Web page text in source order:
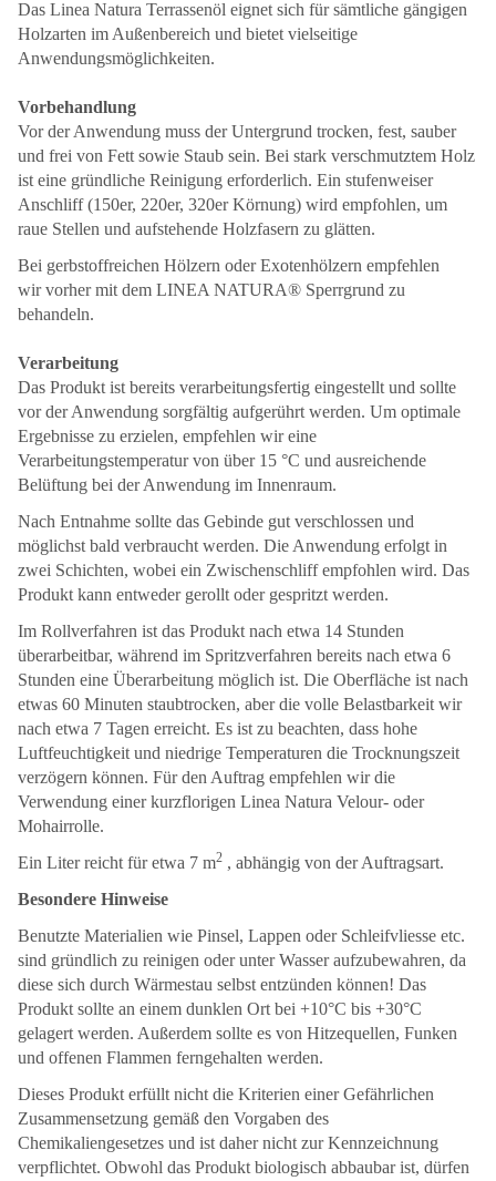
Das Linea Natura Terrassenöl eignet sich für sämtliche gängigen
Holzarten im Außenbereich und bietet vielseitige
Anwendungsmöglichkeiten.
Vorbehandlung
Vor der Anwendung muss der Untergrund trocken, fest, sauber
und frei von Fett sowie Staub sein. Bei stark verschmutztem Holz
ist eine gründliche Reinigung erforderlich. Ein stufenweiser
Anschliff (150er, 220er, 320er Körnung) wird empfohlen, um
raue Stellen und aufstehende Holzfasern zu glätten.
Bei gerbstoffreichen Hölzern oder Exotenhölzern empfehlen
wir vorher mit dem LINEA NATURA® Sperrgrund zu
behandeln.
Verarbeitung
Das Produkt ist bereits verarbeitungsfertig eingestellt und sollte
vor der Anwendung sorgfältig aufgerührt werden. Um optimale
Ergebnisse zu erzielen, empfehlen wir eine
Verarbeitungstemperatur von über 15 °C und ausreichende
Belüftung bei der Anwendung im Innenraum.
Nach Entnahme sollte das Gebinde gut verschlossen und
möglichst bald verbraucht werden. Die Anwendung erfolgt in
zwei Schichten, wobei ein Zwischenschliff empfohlen wird. Das
Produkt kann entweder gerollt oder gespritzt werden.
Im Rollverfahren ist das Produkt nach etwa 14 Stunden
überarbeitbar, während im Spritzverfahren bereits nach etwa 6
Stunden eine Überarbeitung möglich ist. Die Oberfläche ist nach
etwas 60 Minuten staubtrocken, aber die volle Belastbarkeit wir
nach etwa 7 Tagen erreicht. Es ist zu beachten, dass hohe
Luftfeuchtigkeit und niedrige Temperaturen die Trocknungszeit
verzögern können. Für den Auftrag empfehlen wir die
Verwendung einer kurzflorigen Linea Natura Velour- oder
Mohairrolle.
Ein Liter reicht für etwa 7 m2 , abhängig von der Auftragsart.
Besondere Hinweise
Benutzte Materialien wie Pinsel, Lappen oder Schleifvliesse etc.
sind gründlich zu reinigen oder unter Wasser aufzubewahren, da
diese sich durch Wärmestau selbst entzünden können! Das
Produkt sollte an einem dunklen Ort bei +10°C bis +30°C
gelagert werden. Außerdem sollte es von Hitzequellen, Funken
und offenen Flammen ferngehalten werden.
Dieses Produkt erfüllt nicht die Kriterien einer Gefährlichen
Zusammensetzung gemäß den Vorgaben des
Chemikaliengesetzes und ist daher nicht zur Kennzeichnung
verpflichtet. Obwohl das Produkt biologisch abbaubar ist, dürfen